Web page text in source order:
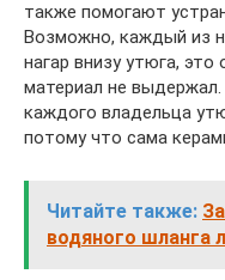
также помогают
Возможно, каждый из
нагар внизу утюга, это
материал не
каждого владельца
потому что сама
Читайте также:
водяного шланга